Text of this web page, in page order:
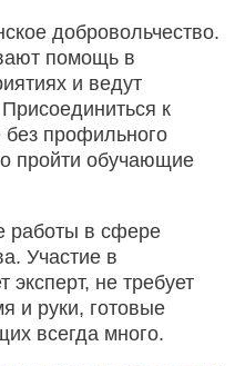
добровольчество.
помощь в
и ведут
к
профильного
пройти обучающие
работы в сфере
Участие в
эксперт, не требует
и руки, готовые
всегда много.